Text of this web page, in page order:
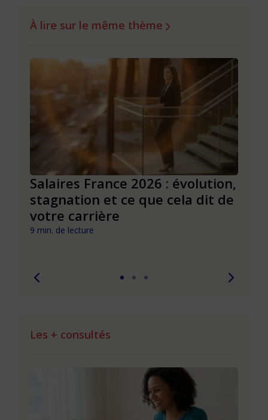
À lire sur le même thème
Salaires France 2026 : évolution,
stagnation et ce que cela dit de
votre carrière
9 min. de lecture
Les + consultés